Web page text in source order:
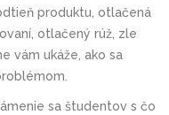
produktu, otlačená
otlačený rúž, zle
vám ukáže, ako sa
sa študentov s čo